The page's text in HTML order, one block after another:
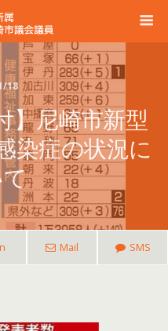
18
】尼崎市新型
染症の状況に
Mail SMS